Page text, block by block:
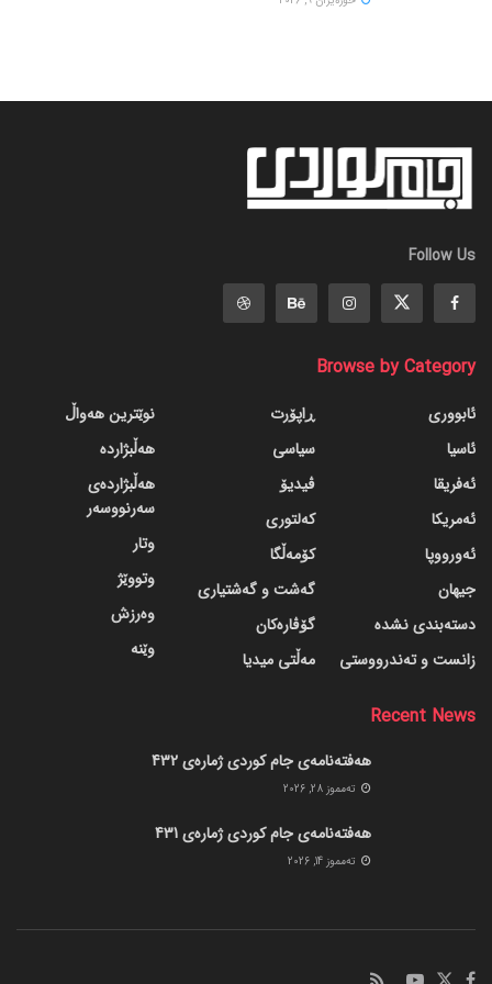
Follow Us
Browse by Category
ئابووری
ئاسیا
ئەفریقا
ئەمریکا
ئەورووپا
جیهان
دسته‌بندی نشده
زانست و تەندرووستی
ڕاپۆرت
سیاسی
ڤیدیۆ
کەلتوری
کۆمەڵگا
گه‌شت و گه‌شتیاری
گۆڤاره‌کان
مەڵتی میدیا
نوێترین هەواڵ
هەڵبژاردە
هەڵبژاردەی
سەرنووسەر
وتار
وتووێژ
وەرزش
وێنە
Recent News
هەفتەنامەی جام کوردی ژمارەی 432
ته‌مموز 28, 2026
هەفتەنامەی جام کوردی ژمارەی 431
ته‌مموز 14, 2026